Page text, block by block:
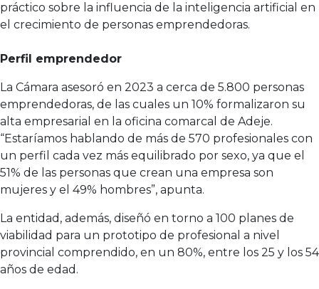
práctico sobre la influencia de la inteligencia artificial en
el crecimiento de personas emprendedoras.
Perfil emprendedor
La Cámara asesoró en 2023 a cerca de 5.800 personas
emprendedoras, de las cuales un 10% formalizaron su
alta empresarial en la oficina comarcal de Adeje.
“Estaríamos hablando de más de 570 profesionales con
un perfil cada vez más equilibrado por sexo, ya que el
51% de las personas que crean una empresa son
mujeres y el 49% hombres”, apunta.
La entidad, además, diseñó en torno a 100 planes de
viabilidad para un prototipo de profesional a nivel
provincial comprendido, en un 80%, entre los 25 y los 54
años de edad.